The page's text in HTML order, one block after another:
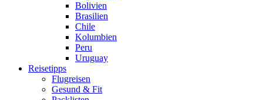
Bolivien
Brasilien
Chile
Kolumbien
Peru
Uruguay
Reisetipps
Flugreisen
Gesund & Fit